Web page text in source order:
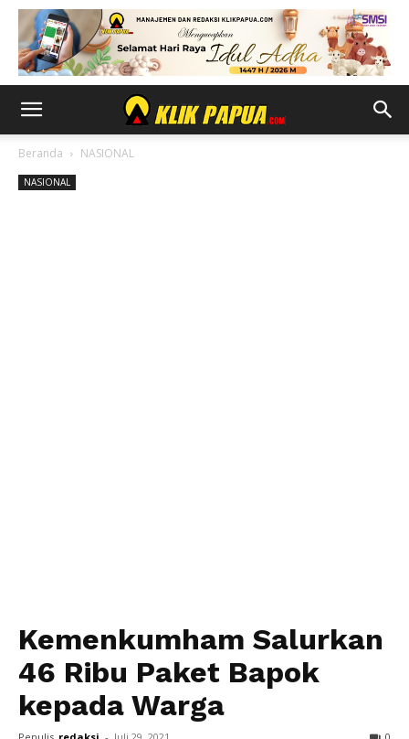
Beranda NASIONAL
NASIONAL
Kemenkumham Salurkan
46 Ribu Paket Bapok
kepada Warga